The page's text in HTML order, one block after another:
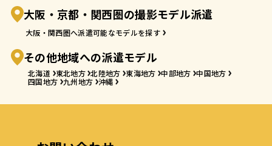
大阪・京都・関西圏の撮影モデル派遣
大阪・関西圏へ派遣可能なモデルを探す
その他地域への派遣モデル
北海道 東北地方 北陸地方 東海地方 中部地方 中国地方
四国地方 九州地方 沖縄